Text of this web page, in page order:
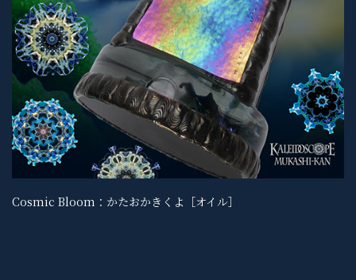
Cosmic Bloom：かたおかきくよ［オイル］